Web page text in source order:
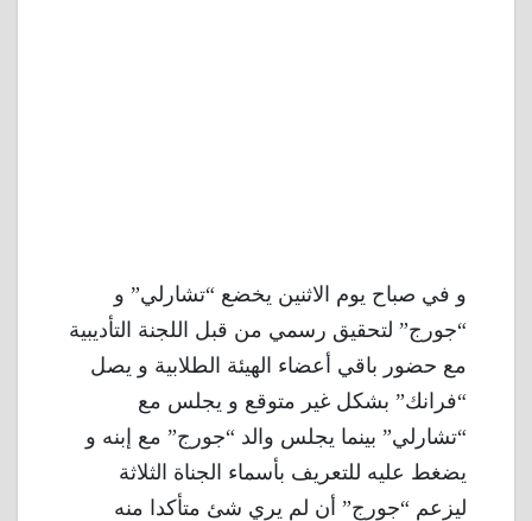
و في صباح يوم الاثنين يخضع “تشارلي” و
“جورج” لتحقيق رسمي من قبل اللجنة التأديبية
مع حضور باقي أعضاء الهيئة الطلابية و يصل
“فرانك” بشكل غير متوقع و يجلس مع
“تشارلي” بينما يجلس والد “جورج” مع إبنه و
يضغط عليه للتعريف بأسماء الجناة الثلاثة
ليزعم “جورج” أن لم يري شئ متأكدا منه